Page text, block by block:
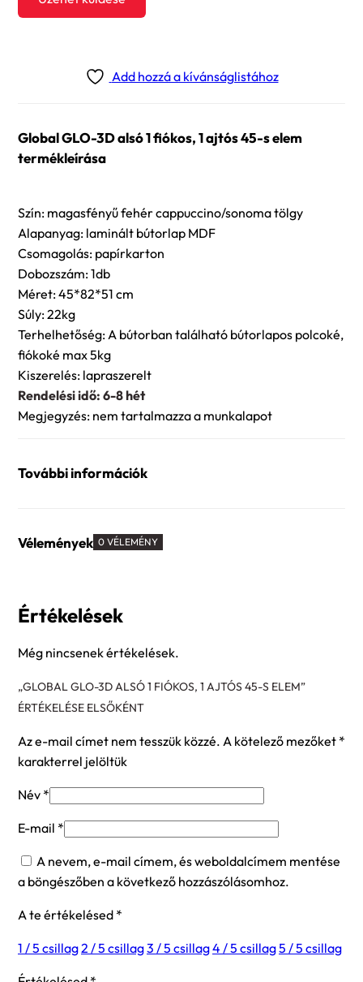
Add hozzá a kívánságlistához
Global GLO-3D alsó 1 fiókos, 1 ajtós 45-s elem
termékleírása
Szín: magasfényű fehér cappuccino/sonoma tölgy
Alapanyag: laminált bútorlap MDF
Csomagolás: papírkarton
Dobozszám: 1db
Méret: 45*82*51 cm
Súly: 22kg
Terhelhetőség: A bútorban található bútorlapos polcoké,
fiókoké max 5kg
Kiszerelés: lapraszerelt
Rendelési idő: 6-8 hét
Megjegyzés: nem tartalmazza a munkalapot
További információk
Vélemények 0 VÉLEMÉNY
Értékelések
Még nincsenek értékelések.
„GLOBAL GLO-3D ALSÓ 1 FIÓKOS, 1 AJTÓS 45-S ELEM”
ÉRTÉKELÉSE ELSŐKÉNT
Az e-mail címet nem tesszük közzé. A kötelező mezőket *
karakterrel jelöltük
Név *
E-mail *
A nevem, e-mail címem, és weboldalcímem mentése
a böngészőben a következő hozzászólásomhoz.
A te értékelésed *
1 / 5 csillag2 / 5 csillag3 / 5 csillag4 / 5 csillag5 / 5 csillag